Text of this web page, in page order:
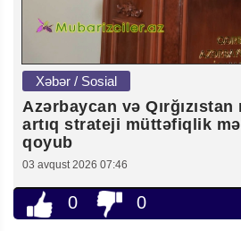
Xəbər / Sosial
Azərbaycan və
artıq strateji müttəfiqlik
qoyub
03 avqust 2026 07:46
0 0